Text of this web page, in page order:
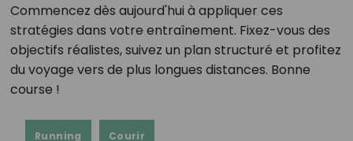
Commencez dès aujourd'hui à appliquer ces
stratégies dans votre entraînement. Fixez-vous des
objectifs réalistes, suivez un plan structuré et profitez
du voyage vers de plus longues distances. Bonne
course !
Running Courir